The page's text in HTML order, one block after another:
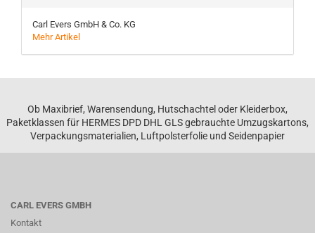
Carl Evers GmbH & Co. KG
Mehr Artikel
Ob Maxibrief, Warensendung, Hutschachtel oder Kleiderbox,
Paketklassen für HERMES DPD DHL GLS gebrauchte Umzugskartons,
Verpackungsmaterialien, Luftpolsterfolie und Seidenpapier
CARL EVERS GMBH
Kontakt